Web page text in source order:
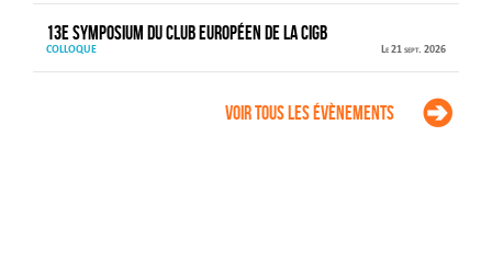
13e Symposium du Club européen de la CIGB
COLLOQUE Le 21 sept. 2026
Voir tous les évènements